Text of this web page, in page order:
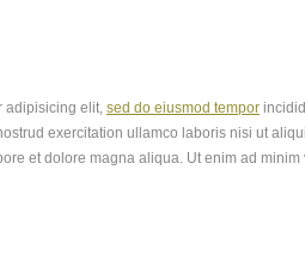
adipisicing elit, sed do eiusmod tempor
exercitation ullamco laboris nisi ut
et dolore magna aliqua. Ut enim ad minim